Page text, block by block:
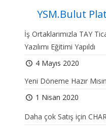
YSM.Bulut
İş Ortaklarımızla TAY
Yazılımı Eğitimi Yapıldı
4 Mayıs 2020
Yeni Döneme Hazır
1 Nisan 2020
Daha çok Satış için